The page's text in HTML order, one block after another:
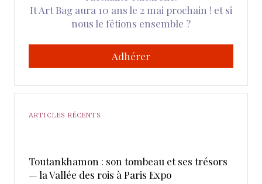
It Art Bag aura 10 ans le 2 mai prochain ! et si
nous le fêtions ensemble ?
Adhérer
ARTICLES RÉCENTS
Toutankhamon : son tombeau et ses trésors
— la Vallée des rois à Paris Expo